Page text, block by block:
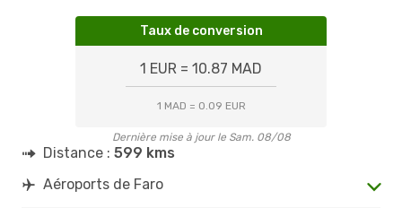
Taux de conversion
1 EUR = 10.87 MAD
1 MAD = 0.09 EUR
Dernière mise à jour le Sam. 08/08
Distance : 599 kms
Aéroports de Faro